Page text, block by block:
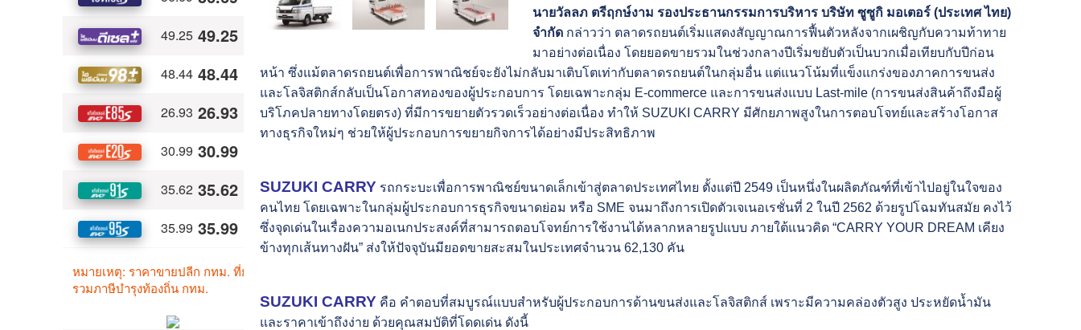
นายวัลลภ ตรีฤกษ์งาม รองประธานกรรมการบริหาร บริษัท ซูซูกิ มอเตอร์ (ประเทศ ไทย)
จำกัด กล่าวว่า ตลาดรถยนต์เริ่มแสดงสัญญาณการฟื้นตัวหลังจากเผชิญกับความท้าทาย
มาอย่างต่อเนื่อง โดยยอดขายรวมในช่วงกลางปีเริ่มขยับตัวเป็นบวกเมื่อเทียบกับปีก่อน
หน้า ซึ่งแม้ตลาดรถยนต์เพื่อการพาณิชย์จะยังไม่กลับมาเติบโตเท่ากับตลาดรถยนต์ในกลุ่มอื่น แต่แนวโน้มที่แข็งแกร่งของภาคการขนส่ง
และโลจิสติกส์กลับเป็นโอกาสทองของผู้ประกอบการ โดยเฉพาะกลุ่ม E-commerce และการขนส่งแบบ Last-mile (การขนส่งสินค้าถึงมือผู้
บริโภคปลายทางโดยตรง) ที่มีการขยายตัวรวดเร็วอย่างต่อเนื่อง ทำให้ SUZUKI CARRY มีศักยภาพสูงในการตอบโจทย์และสร้างโอกาส
ทางธุรกิจใหม่ๆ ช่วยให้ผู้ประกอบการขยายกิจการได้อย่างมีประสิทธิภาพ
SUZUKI CARRY รถกระบะเพื่อการพาณิชย์ขนาดเล็กเข้าสู่ตลาดประเทศไทย ตั้งแต่ปี 2549 เป็นหนึ่งในผลิตภัณฑ์ที่เข้าไปอยู่ในใจของ
คนไทย โดยเฉพาะในกลุ่มผู้ประกอบการธุรกิจขนาดย่อม หรือ SME จนมาถึงการเปิดตัวเจเนอเรชั่นที่ 2 ในปี 2562 ด้วยรูปโฉมทันสมัย คงไว้
ซึ่งจุดเด่นในเรื่องความอเนกประสงค์ที่สามารถตอบโจทย์การใช้งานได้หลากหลายรูปแบบ ภายใต้แนวคิด “CARRY YOUR DREAM เคียง
ข้างทุกเส้นทางฝัน” ส่งให้ปัจจุบันมียอดขายสะสมในประเทศจำนวน 62,130 คัน
SUZUKI CARRY คือ คำตอบที่สมบูรณ์แบบสำหรับผู้ประกอบการด้านขนส่งและโลจิสติกส์ เพราะมีความคล่องตัวสูง ประหยัดน้ำมัน
และราคาเข้าถึงง่าย ด้วยคุณสมบัติที่โดดเด่น ดังนี้